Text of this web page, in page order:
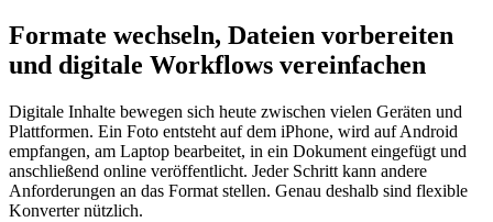
Formate wechseln, Dateien vorbereiten
und digitale Workflows vereinfachen
Digitale Inhalte bewegen sich heute zwischen vielen Geräten und
Plattformen. Ein Foto entsteht auf dem iPhone, wird auf Android
empfangen, am Laptop bearbeitet, in ein Dokument eingefügt und
anschließend online veröffentlicht. Jeder Schritt kann andere
Anforderungen an das Format stellen. Genau deshalb sind flexible
Konverter nützlich.